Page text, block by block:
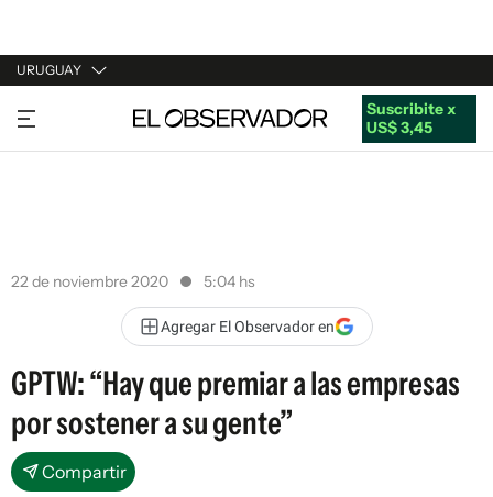
URUGUAY
URUGUAY
ARGENTINA
Suscribite x
US$ 3,45
22 de noviembre 2020 5:04 hs
Agregar El Observador en
GPTW: “Hay que premiar a las empresas
por sostener a su gente”
Compartir